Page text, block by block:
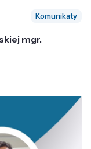
Komunikaty
mgr.